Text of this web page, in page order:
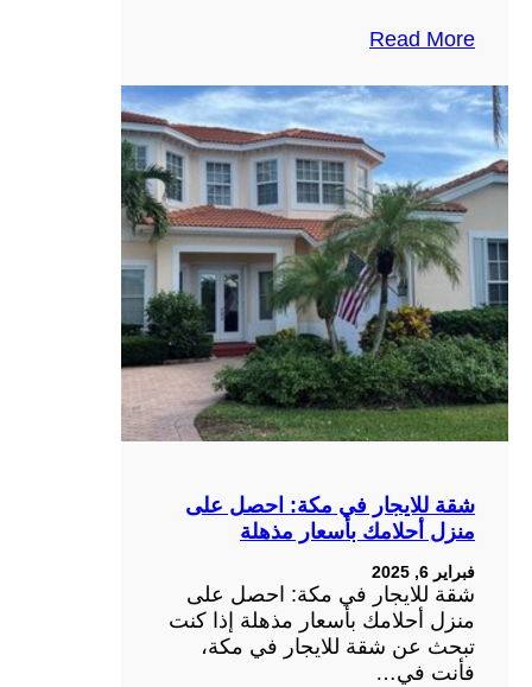
Read More
شقة للايجار في مكة: احصل على
منزل أحلامك بأسعار مذهلة
فبراير 6, 2025
شقة للايجار في مكة: احصل على
منزل أحلامك بأسعار مذهلة إذا كنت
تبحث عن شقة للايجار في مكة،
فأنت في…